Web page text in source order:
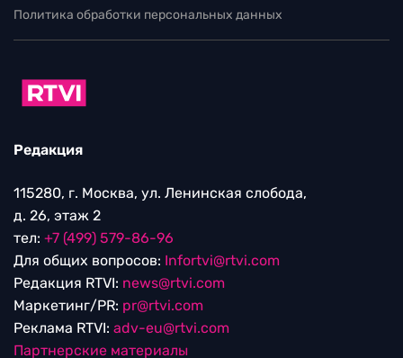
Политика обработки персональных данных
Редакция
115280, г. Москва, ул. Ленинская слобода,
д. 26, этаж 2
тел: +7 (499) 579-86-96
Для общих вопросов: Infortvi@rtvi.com
Редакция RTVI: news@rtvi.com
Маркетинг/PR: pr@rtvi.com
Реклама RTVI: adv-eu@rtvi.com
Партнерские материалы